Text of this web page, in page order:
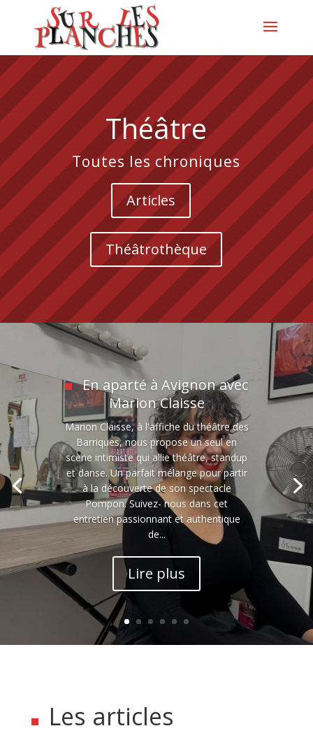
Théâtre
Toutes les chroniques
Articles
Théâtrothèque
En aparté à Avignon avec
Marion Claisse
Marion Claisse, à l'affiche du théâtre des
Barriques, nous propose un seul en
scène intimiste qui allie théâtre, standup
et danse. Un parfait mélange pour partir
à la découverte de son spectacle
Pompon. Suivez- nous dans cet
entretien passionnant et authentique
de...
Lire plus
Les articles